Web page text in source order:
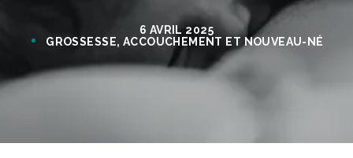
6 AVRIL 2025
GROSSESSE, ACCOUCHEMENT ET NOUVEAU-NÉ